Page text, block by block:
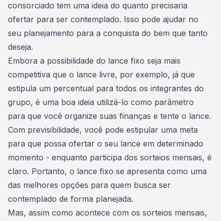
consorciado tem uma ideia do quanto precisaria
ofertar para ser contemplado. Isso pode ajudar no
seu planejamento para a conquista do bem que tanto
deseja.
Embora a possibilidade do lance fixo seja mais
competitiva que o lance livre, por exemplo, já que
estipula um percentual para todos os integrantes do
grupo, é uma boa ideia utilizá-lo como parâmetro
para que você organize suas finanças e tente o lance.
Com previsibilidade, você pode estipular uma meta
para que possa ofertar o seu lance em determinado
momento - enquanto participa dos sorteios mensais, é
claro. Portanto, o lance fixo se apresenta como uma
das melhores opções para quem busca ser
contemplado de forma planejada.
Mas, assim como acontece com os sorteios mensais,